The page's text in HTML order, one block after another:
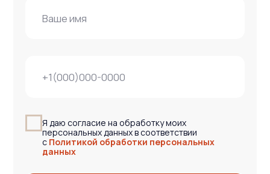
— важнее описаний
Несколько минут видео дадут больше понимания,
чем длинный текст.